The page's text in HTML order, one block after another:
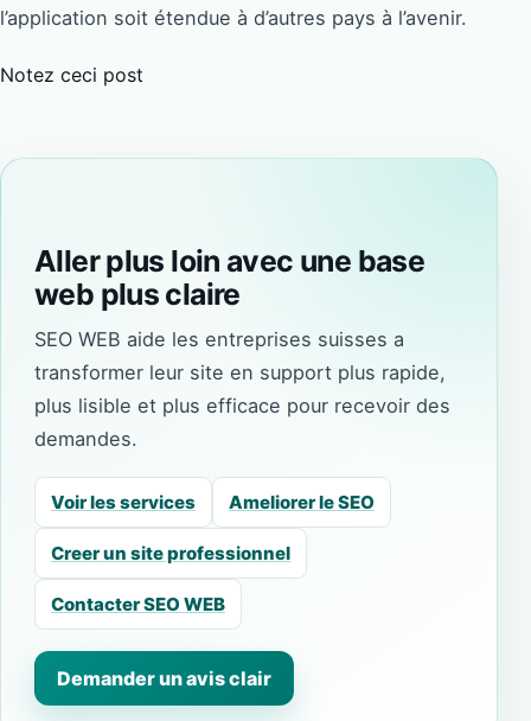
l’application soit étendue à d’autres pays à l’avenir.
Notez ceci post
Aller plus loin avec une base
web plus claire
SEO WEB aide les entreprises suisses a
transformer leur site en support plus rapide,
plus lisible et plus efficace pour recevoir des
demandes.
Voir les services Ameliorer le SEO
Creer un site professionnel
Contacter SEO WEB
Demander un avis clair